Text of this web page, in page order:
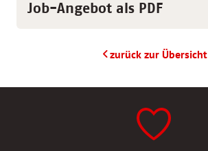
Job-Angebot als PDF
zurück zur Übersicht